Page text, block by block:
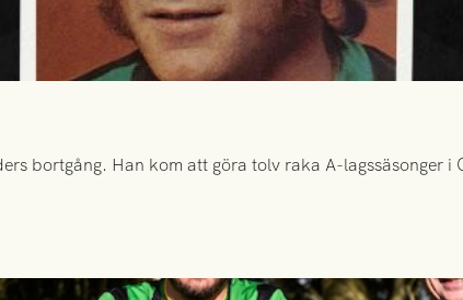
bortgång. Han kom att göra tolv raka A-lagssäsonger